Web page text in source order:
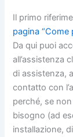
Il primo
pagina “Come
Da qui puoi
all’assistenza
di assistenza,
contatto con
perché, se
bisogno (ad
installazione,